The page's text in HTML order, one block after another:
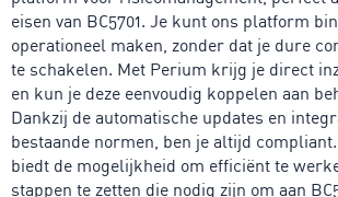
eisen van BC5701. Je kunt ons platform
operationeel maken, zonder dat je dure
te schakelen. Met Perium krijg je direct
en kun je deze eenvoudig koppelen aan
Dankzij de automatische updates en
bestaande normen, ben je altijd
biedt de mogelijkheid om efficiënt te
stappen te zetten die nodig zijn om aan